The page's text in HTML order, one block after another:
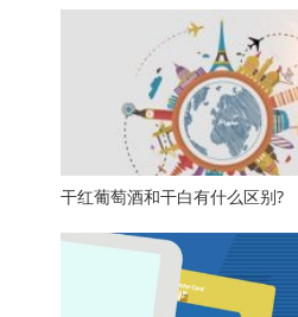
干红葡萄酒和干白有什么区别?